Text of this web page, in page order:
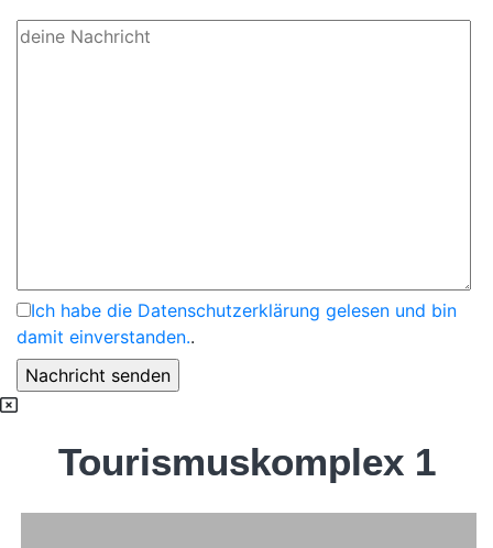
Ich habe die Datenschutzerklärung gelesen und bin
damit einverstanden..
Tourismuskomplex 1